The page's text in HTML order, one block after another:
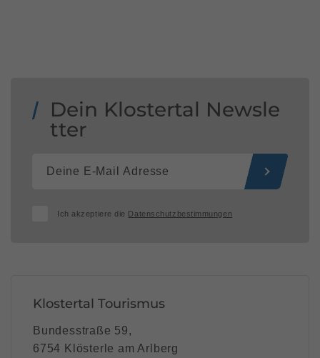
Dein Klostertal Newsle
tter
Ich akzeptiere die Datenschutzbestimmungen
Klostertal Tourismus
Bundesstraße 59,
6754 Klösterle am Arlberg